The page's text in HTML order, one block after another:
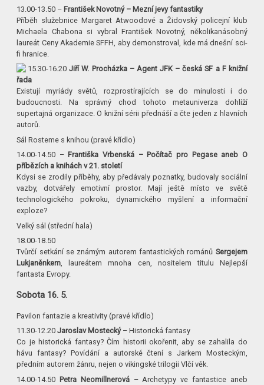
13.00-13.50 – František Novotný – Mezní jevy fantastiky
Příběh služebnice Margaret Atwoodové a Židovský policejní klub
Michaela Chabona si vybral František Novotný, několikanásobný
laureát Ceny Akademie SFFH, aby demonstroval, kde má dnešní sci-
fi hranice.
15.30-16.20Jiří W. Procházka – Agent JFK – česká SF a F knižní
řada
Existují myriády světů, rozprostírajících se do minulosti i do
budoucnosti. Na správný chod tohoto metauniverza dohlíží
supertajná organizace. O knižní sérii přednáší a čte jeden z hlavních
autorů.
Sál Rosteme s knihou (pravé křídlo)
14.00-14.50 – Františka Vrbenská – Počítač pro Pegase aneb O
příbězích a knihách v 21. století
Kdysi se zrodily příběhy, aby předávaly poznatky, budovaly sociální
vazby, dotvářely emotivní prostor. Mají ještě místo ve světě
technologického pokroku, dynamického myšlení a informační
exploze?
Velký sál (střední hala)
18.00-18.50
Tvůrčí setkání se známým autorem fantastických románů Sergejem
Lukjaněnkem , laureátem mnoha cen, nositelem titulu Nejlepší
fantasta Evropy.
Sobota 16. 5.
Pavilon fantazie a kreativity (pravé křídlo)
11.30-12.20Jaroslav Mostecký– Historická fantasy
Co je historická fantasy? Čím historii okořenit, aby se zahalila do
hávu fantasy? Povídání a autorské čtení s Jarkem Mosteckým,
předním autorem žánru, nejen o vikingské trilogii Vlčí věk.
14.00-14.50 Petra Neomillnerová– Archetypy ve fantastice aneb